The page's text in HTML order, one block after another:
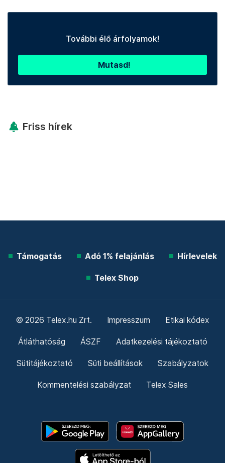
További élő árfolyamok!
Mutasd!
Friss hírek
Támogatás Adó 1% felajánlás Hírlevelek
Telex Shop
© 2026 Telex.hu Zrt. Impresszum Etikai kódex
Átláthatóság ÁSZF Adatkezelési tájékoztató
Sütitájékoztató Süti beállítások Szabályzatok
Kommentelési szabályzat Telex Sales